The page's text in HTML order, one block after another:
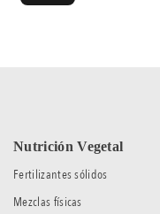
Nutrición Vegetal
Fertilizantes sólidos
Mezclas físicas